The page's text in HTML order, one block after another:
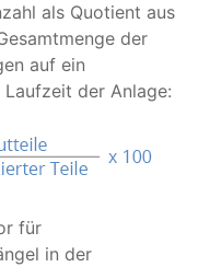
als Quotient aus
der
auf ein
der Anlage:
für
in der